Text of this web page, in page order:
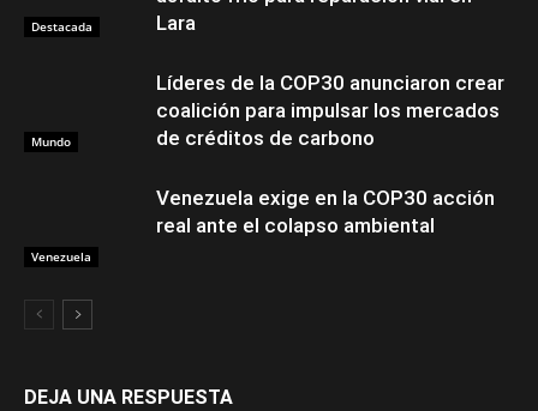
Destacada
Lara
Mundo
Líderes de la COP30 anunciaron crear
coalición para impulsar los mercados
de créditos de carbono
Venezuela
Venezuela exige en la COP30 acción
real ante el colapso ambiental
DEJA UNA RESPUESTA